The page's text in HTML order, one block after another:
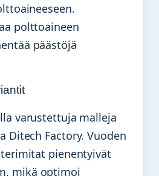
polttoaineen
päästöjä
varustettuja malleja
Ditech Factory. Vuoden
pienentyivät
mikä optimoi